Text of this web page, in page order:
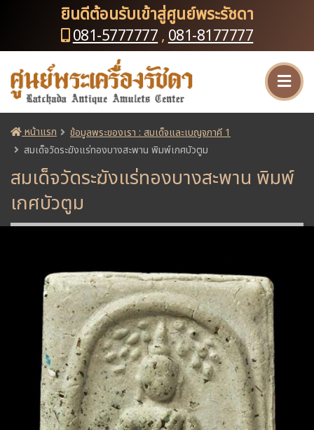
ยินดีต้อนรับเข้าสู่ศูนย์พระรัชดา
081-5777777, 081-8177777
หน้าแรก
ข้อมูลพระของเรา : สมเด็จและเบญจภาคี 1
สมเด็จวัดระฆังแร่ทองบางสะพาน พิมพ์เกศบัวตูม
สมเด็จวัดระฆังแร่ทองบางสะพาน พิมพ์
เกศบัวตูม